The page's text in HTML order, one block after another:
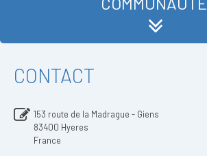
CONTACT
153 route de la Madrague - Giens
83400 Hyeres
France